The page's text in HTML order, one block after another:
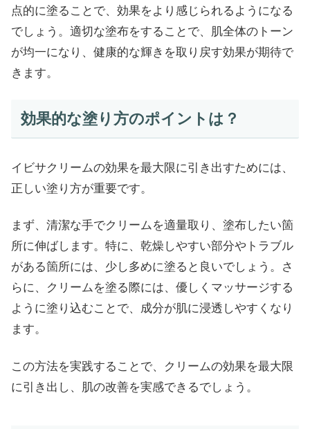
点的に塗ることで、効果をより感じられるようになる
でしょう。適切な塗布をすることで、肌全体のトーン
が均一になり、健康的な輝きを取り戻す効果が期待で
きます。
効果的な塗り方のポイントは？
イビサクリームの効果を最大限に引き出すためには、
正しい塗り方が重要です。
まず、清潔な手でクリームを適量取り、塗布したい箇
所に伸ばします。特に、乾燥しやすい部分やトラブル
がある箇所には、少し多めに塗ると良いでしょう。さ
らに、クリームを塗る際には、優しくマッサージする
ように塗り込むことで、成分が肌に浸透しやすくなり
ます。
この方法を実践することで、クリームの効果を最大限
に引き出し、肌の改善を実感できるでしょう。